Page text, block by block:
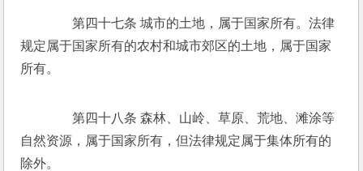
第四十七条 城市的土地，属于国家所有。法律
规定属于国家所有的农村和城市郊区的土地，属于国家
所有。
第四十八条 森林、山岭、草原、荒地、滩涂等
自然资源，属于国家所有，但法律规定属于集体所有的
除外。